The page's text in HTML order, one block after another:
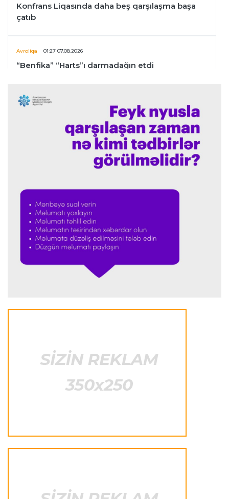
Konfrans Liqasında daha beş qarşılaşma başa
çatıb
Avroliqa 01:27 07.08.2026
“Benfika” “Harts”ı darmadağın etdi
İspaniya L.L.
"Barselona" Mərakeş klubuna qarşı keçirilməsi
planlaşdırılan yoldaşlıq oyununu ləğv etdi
23:59 06.08.2026
Formula-1 23:51 06.08.2026
"Antonelli çox etibarlı pilota çevrilib"
Formula-1 23:44 06.08.2026
"Antonelli mövsümün ən yaxşı pilotlarından
bənzəyir"
23:38 06.08.2026